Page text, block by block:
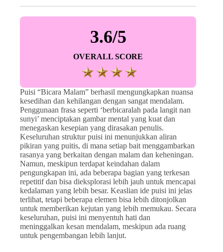
3.6/5
OVERALL SCORE
Puisi “Bicara Malam” berhasil mengungkapkan nuansa
kesedihan dan kehilangan dengan sangat mendalam.
Penggunaan frasa seperti ‘berbicaralah pada langit nan
sunyi’ menciptakan gambar mental yang kuat dan
menegaskan kesepian yang dirasakan penulis.
Keseluruhan struktur puisi ini menunjukkan aliran
pikiran yang puitis, di mana setiap bait menggambarkan
rasanya yang berkaitan dengan malam dan keheningan.
Namun, meskipun terdapat keindahan dalam
pengungkapan ini, ada beberapa bagian yang terkesan
repetitif dan bisa dieksplorasi lebih jauh untuk mencapai
kedalaman yang lebih besar. Keaslian ide puisi ini jelas
terlihat, tetapi beberapa elemen bisa lebih ditonjolkan
untuk memberikan kejutan yang lebih memukau. Secara
keseluruhan, puisi ini menyentuh hati dan
meninggalkan kesan mendalam, meskipun ada ruang
untuk pengembangan lebih lanjut.